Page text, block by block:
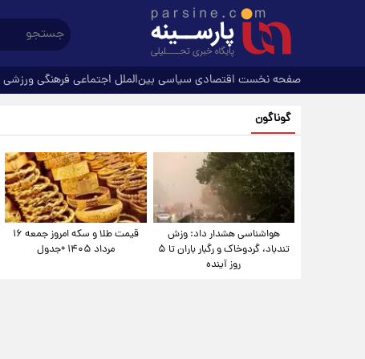
صفحه نخست اقتصادی سیاسی بین‌الملل اجتماعی فرهنگیورزشی
گوناگون
هواشناسی هشدار داد: وزش
تندباد، گردوخاک و رگبار باران تا ۵
روز آینده
قیمت طلا و سکه امروز جمعه ۱۶
مرداد ۱۴۰۵ +جدول